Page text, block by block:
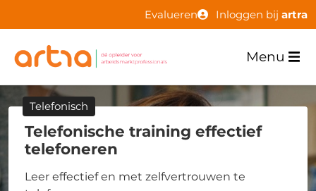
Evalueren Inloggen bij artra
Menu
Telefonisch
Telefonische training effectief
telefoneren
Leer effectief en met zelfvertrouwen te